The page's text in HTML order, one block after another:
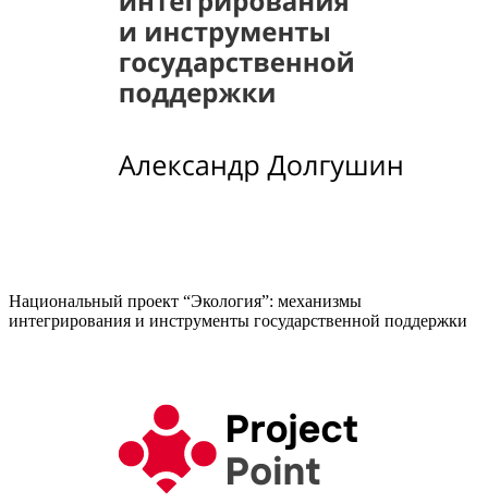
Национальный проект “Экология”: механизмы
интегрирования и инструменты государственной поддержки